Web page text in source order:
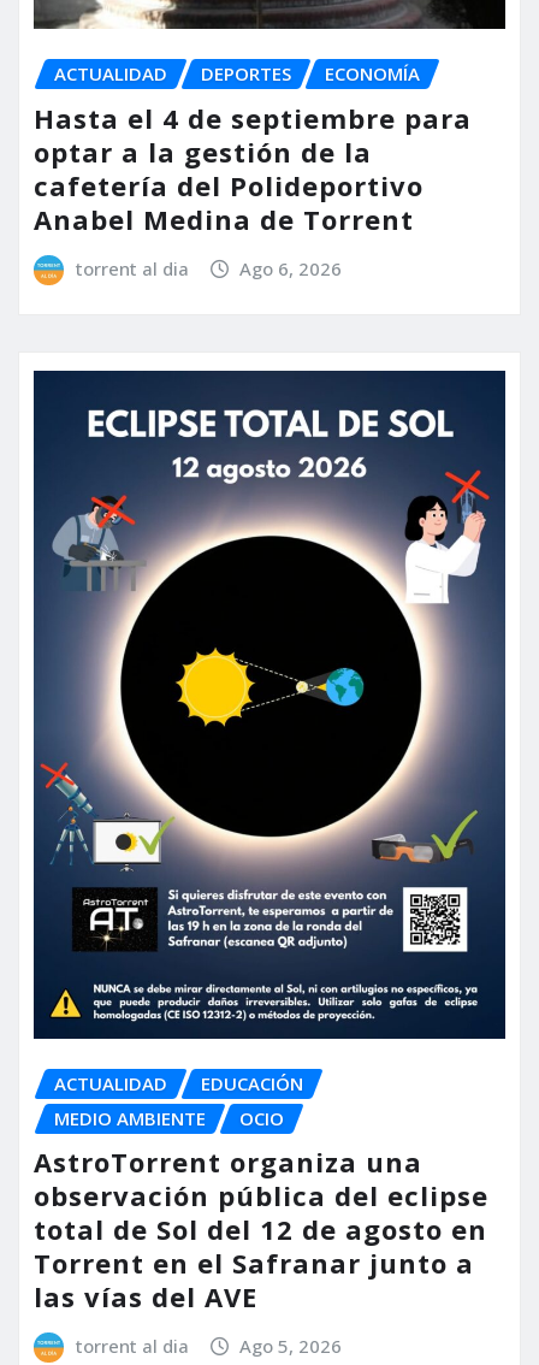
ACTUALIDAD DEPORTES ECONOMÍA
Hasta el 4 de septiembre para
optar a la gestión de la
cafetería del Polideportivo
Anabel Medina de Torrent
torrent al dia Ago 6, 2026
ACTUALIDAD
EDUCACIÓN
MEDIO AMBIENTE
OCIO
AstroTorrent organiza una
observación pública del eclipse
total de Sol del 12 de agosto en
Torrent en el Safranar junto a
las vías del AVE
torrent al dia Ago 5, 2026